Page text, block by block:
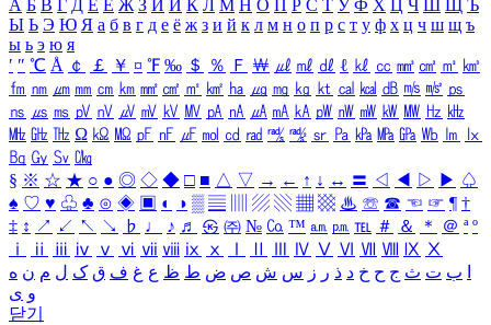
А Б В Г Д Е Ё Ж З И Й К Л М Н О П Р С Т У Ф Х Ц Ч Ш Щ Ъ
Ы Ь Э Ю Я а б в г д е ё ж з и й к л м н о п р с т у ф х ц ч ш щ ъ
ы ь э ю я
′ ″ ℃ Å ￠ ￡ ￥ ¤ ℉ ‰ ＄ ％ Ｆ ￦ ㎕ ㎖ ㎗ ℓ ㎘ ㏄ ㎣ ㎤ ㎥ ㎦
㎙ ㎚ ㎛ ㎜ ㎝ ㎞ ㎟ ㎠ ㎡ ㎢ ㏊ ㎍ ㎎ ㎏ ㏏ ㎈ ㎉ ㏈ ㎧ ㎨ ㎰
㎱ ㎲ ㎳ ㎴ ㎵ ㎶ ㎷ ㎸ ㎹ ㎀ ㎁ ㎂ ㎃ ㎄ ㎺ ㎻ ㎽ ㎾ ㎿ ㎐ ㎑
㎒ ㎓ ㎔ Ω ㏀ ㏁ ㎊ ㎋ ㎌ ㏖ ㏅ ㎭ ㎮ ㎯ ㏛ ㎩ ㎪ ㎫ ㎬ ㏝ ㏐
㏓
㏃ ㏉ ㏜ ㏆
§ ※ ☆ ★ ○ ● ◎ ◇ ◆ □ ■ △ ▽ → ← ↑ ↓ ↔ 〓 ◁ ◀ ▷ ▶ ♤
♠ ♡ ♥ ♧ ♣ ⊙ ◈ ▣ ◐ ◑ ▒ ▤ ▨ ▧ ▦ ▩ ♨ ☏ ☎ ☜ ☞ ¶ †
‡ ↕ ↗ ↙ ↖ ↘ ♭ ♩ ♪ ♬ ㉿ ㈜ № ㏇ ™ ㏂ ㏘ ℡ ＃ ＆ ＊ ＠ ª º
ⅰ
ⅱ ⅲ ⅳ ⅴ ⅵ ⅶ ⅷ ⅸ ⅹ Ⅳ Ⅴ Ⅵ Ⅶ Ⅷ Ⅸ Ⅹ
ب ت ث ج ح خ د ذ ر ز س ش ص ض ط ظ ع غ ف ق ک ل م ن ه
و ی
닫기